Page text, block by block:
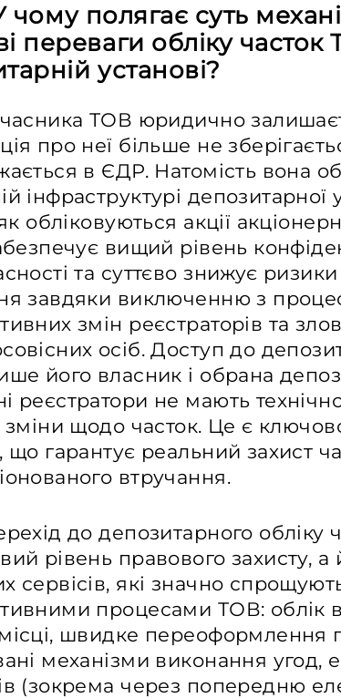
чому полягає суть
переваги обліку часток
установі?
ТОВ юридично
про неї більше не
в ЄДР. Натомість вона
інфраструктурі депозитарної
обліковуються акції
вищий рівень
та суттєво знижує
завдяки виключенню з
змін реєстраторів та
осіб. Доступ до
його власник і обрана
реєстратори не мають
зміни щодо часток. Це є
що гарантує реальний захист
втручання.
до депозитарного обліку
рівень правового захисту, а
сервісів, які значно
процесами ТОВ: облік
швидке переоформлення
механізми виконання угод,
(зокрема через попередню